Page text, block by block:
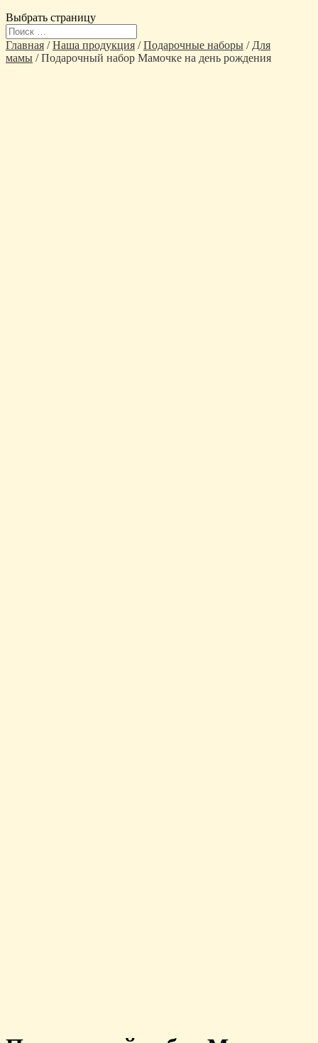
Выбрать страницу
Главная /Наша продукция /Подарочные наборы / Для
мамы / Подарочный набор Мамочке на день рождения